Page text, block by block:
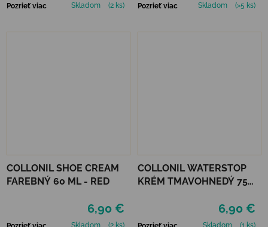
Pozrieť viac Skladom (2 ks) Pozrieť viac Skladom (>5 ks)
COLLONIL SHOE CREAM
FAREBNÝ 60 ML - RED
6,90 €
Skladom (2 ks)
COLLONIL WATERSTOP
KRÉM TMAVOHNEDÝ 75
6,90 €
Skladom (1 ks)